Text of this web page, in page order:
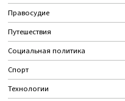
Правосудие
Путешествия
Социальная политика
Спорт
Технологии